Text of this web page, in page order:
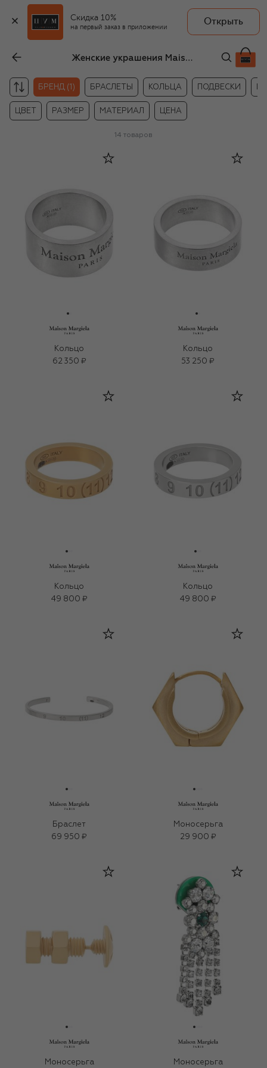
Скидка 10%
на первый заказ в приложении
Открыть
Женские украшения Maison Margiela
БРЕНД (1) БРАСЛЕТЫ КОЛЬЦА ПОДВЕСКИ
ЦВЕТ РАЗМЕР МАТЕРИАЛ ЦЕНА
14 товаров
Кольцо
62 350 ₽
Кольцо
53 250 ₽
Кольцо
49 800 ₽
Кольцо
49 800 ₽
Браслет
69 950 ₽
Моносерьга
29 900 ₽
Моносерьга Моносерьга